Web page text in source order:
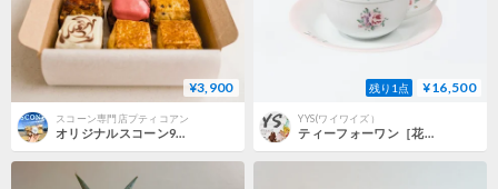
¥3,900
スコーン専門店プティコアン
オリジナルスコーン9個セット(冷凍スコーン便)
残り1点 ¥16,500
YYS(ワイワイズ）
ティーフォーワン［花柄/カントリー雑貨/陶器/プリンセスローズ/アフタヌーンティー/薔薇］【日本製】